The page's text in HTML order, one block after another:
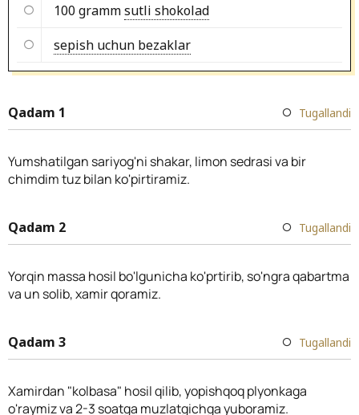
100 grammsutli shokolad
sepish uchun bezaklar
Qadam 1 Tugallandi
Yumshatilgan sariyog'ni shakar, limon sedrasi va bir
chimdim tuz bilan ko'pirtiramiz.
Qadam 2 Tugallandi
Yorqin massa hosil bo'lgunicha ko'prtirib, so'ngra qabartma
va un solib, xamir qoramiz.
Qadam 3 Tugallandi
Xamirdan "kolbasa" hosil qilib, yopishqoq plyonkaga
o'raymiz va 2-3 soatga muzlatgichga yuboramiz.